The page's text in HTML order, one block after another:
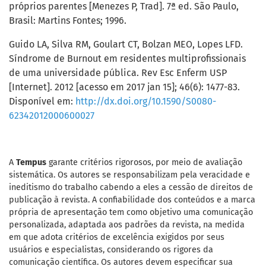
próprios parentes [Menezes P, Trad]. 7ª ed. São Paulo,
Brasil: Martins Fontes; 1996.
Guido LA, Silva RM, Goulart CT, Bolzan MEO, Lopes LFD.
Síndrome de Burnout em residentes multiprofissionais
de uma universidade pública. Rev Esc Enferm USP
[Internet]. 2012 [acesso em 2017 jan 15]; 46(6): 1477-83.
Disponível em: http://dx.doi.org/10.1590/S0080-
62342012000600027
A Tempus garante critérios rigorosos, por meio de avaliação
sistemática. Os autores se responsabilizam pela veracidade e
ineditismo do trabalho cabendo a eles a cessão de direitos de
publicação à revista. A confiabilidade dos conteúdos e a marca
própria de apresentação tem como objetivo uma comunicação
personalizada, adaptada aos padrões da revista, na medida
em que adota critérios de excelência exigidos por seus
usuários e especialistas, considerando os rigores da
comunicação científica. Os autores devem especificar sua